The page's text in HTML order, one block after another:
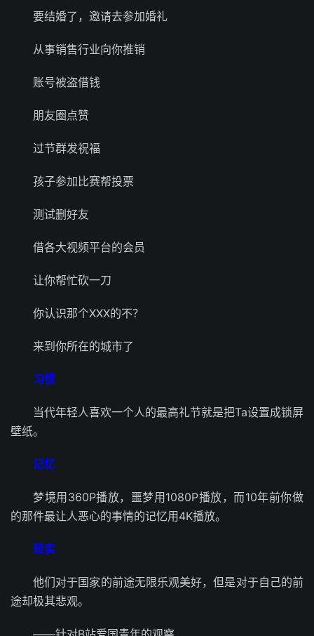
要结婚了，邀请去参加婚礼
从事销售行业向你推销
账号被盗借钱
朋友圈点赞
过节群发祝福
孩子参加比赛帮投票
测试删好友
借各大视频平台的会员
让你帮忙砍一刀
你认识那个XXX的不？
来到你所在的城市了
习惯
当代年轻人喜欢一个人的最高礼节就是把Ta设置成锁屏
壁纸。
记忆
梦境用360P播放，噩梦用1080P播放，而10年前你做
的那件最让人恶心的事情的记忆用4K播放。
现实
他们对于国家的前途无限乐观美好，但是对于自己的前
途却极其悲观。